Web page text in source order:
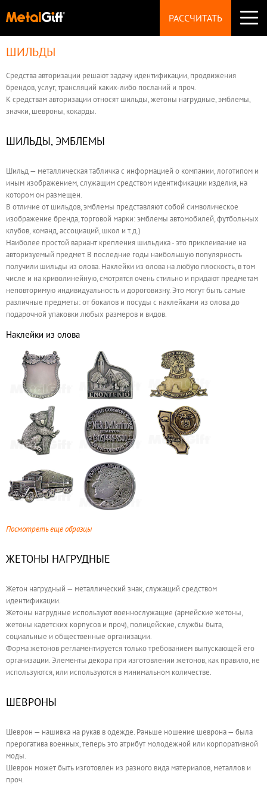
ПРОИЗВОДСТВО
ТЕХНОЛОГИИ
ТЕХТРЕБОВАНИЯ
ВОПРОСЫ
ЦЕНЫ
ОБРАЗЦЫ
КОНТАКТЫ
РАССЧИТАТЬ
СУВЕНИРЫ
Значки
Брелоки
Магниты
Медали
Статуэтки
ФУРНИТУРА
Пуговицы
Запонки
Броши
Шильды
ШИЛЬДЫ
Средства авторизации решают задачу идентификации, продвижения
брендов, услуг, трансляций каких-либо посланий и проч.
К средствам авторизации относят шильды, жетоны нагрудные, эмблемы,
значки, шевроны, кокарды.
ШИЛЬДЫ, ЭМБЛЕМЫ
Шильд — металлическая табличка с информацией о компании, логотипом и
иным изображением, служащим средством идентификации изделия, на
котором он размещен.
В отличие от шильдов, эмблемы представляют собой символическое
изображение бренда, торговой марки: эмблемы автомобилей, футбольных
клубов, команд, ассоциаций, школ и т.д.)
Наиболее простой вариант крепления шильдика - это приклеивание на
авторизуемый предмет. В последние годы наибольшую популярность
получили шильды из олова. Наклейки из олова на любую плоскость, в том
числе и на криволинейную, смотрятся очень стильно и придают предметам
неповторимую индивидуальность и дороговизну. Это могут быть самые
различные предметы: от бокалов и посуды с наклейками из олова до
подарочной упаковки любых размеров и видов.
Наклейки из олова
Посмотреть еще образцы
ЖЕТОНЫ НАГРУДНЫЕ
Жетон нагрудный — металлический знак, служащий средством
идентификации.
Жетоны нагрудные используют военнослужащие (армейские жетоны,
жетоны кадетских корпусов и проч), полицейские, службы быта,
социальные и общественные организации.
Форма жетонов регламентируется только требованием выпускающей его
организации. Элементы декора при изготовлении жетонов, как правило, не
используются, или используются в минимальном количестве.
ШЕВРОНЫ
Шеврон — нашивка на рукав в одежде. Раньше ношение шеврона — была
прерогатива военных, теперь это атрибут молодежной или корпоративной
моды.
Шеврон может быть изготовлен из разного вида материалов, металлов и
проч.